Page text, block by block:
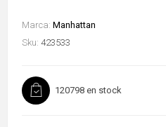
Marca: Manhattan
Sku: 423533
120798 en stock